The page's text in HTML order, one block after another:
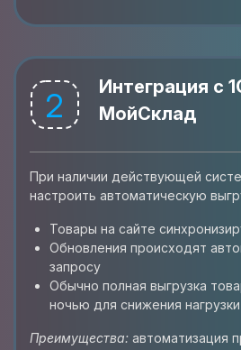
2
Интеграция с
МойСклад
При наличии действующей
настроить автоматическую
Товары на сайте
Обновления происходят
запросу
Обычно полная выгрузка
ночью для снижения
Преимущества: автоматизация